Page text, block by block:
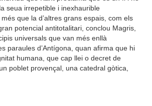
seua irrepetible i inexhaurible
que la d’altres grans espais, com els
potencial antitotalitari, conclou Magris,
universals que van més enllà
paraules d’Antígona, quan afirma que hi
humana, que cap llei o decret de
poblet provençal, una catedral gòtica,